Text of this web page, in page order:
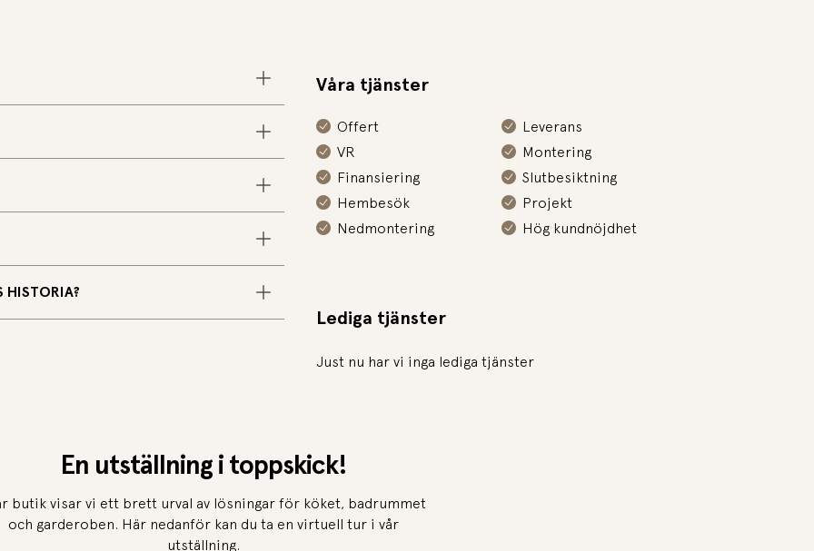
HISTORIA?
Våra tjänster
Offert
VR
Finansiering
Hembesök
Nedmontering
Leverans
Montering
Slutbesiktning
Projekt
Hög kundnöjdhet
Lediga tjänster
Just nu har vi inga lediga tjänster
En utställning i toppskick!
butik visar vi ett brett urval av lösningar för köket, badrummet
och garderoben. Här nedanför kan du ta en virtuell tur i vår
utställning.